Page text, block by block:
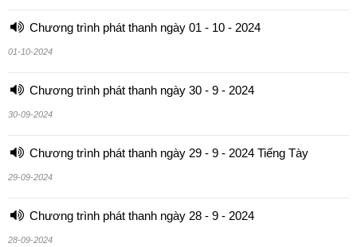
Chương trình phát thanh ngày 01 - 10 - 2024
01-10-2024
Chương trình phát thanh ngày 30 - 9 - 2024
30-09-2024
Chương trình phát thanh ngày 29 - 9 - 2024 Tiếng Tày
29-09-2024
Chương trình phát thanh ngày 28 - 9 - 2024
28-09-2024